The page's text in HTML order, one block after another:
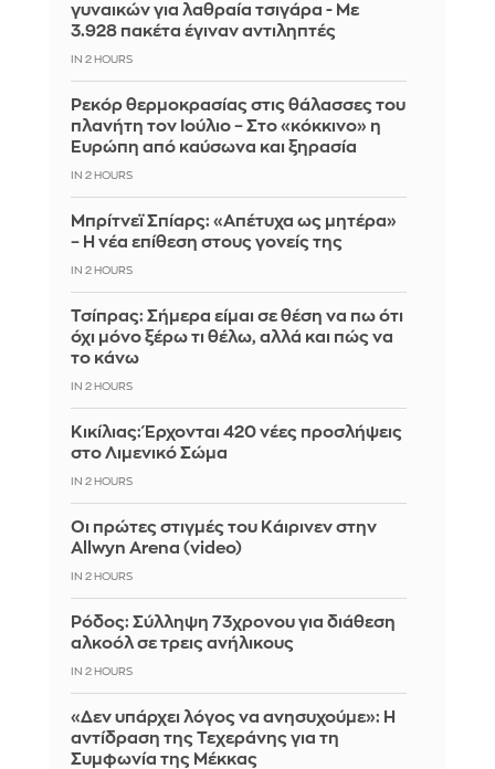
γυναικών για λαθραία τσιγάρα - Με
3.928 πακέτα έγιναν αντιληπτές
IN 2 HOURS
Ρεκόρ θερμοκρασίας στις θάλασσες του
πλανήτη τον Ιούλιο – Στο «κόκκινο» η
Ευρώπη από καύσωνα και ξηρασία
IN 2 HOURS
Μπρίτνεϊ Σπίαρς: «Απέτυχα ως μητέρα»
– Η νέα επίθεση στους γονείς της
IN 2 HOURS
Τσίπρας: Σήμερα είμαι σε θέση να πω ότι
όχι μόνο ξέρω τι θέλω, αλλά και πώς να
το κάνω
IN 2 HOURS
Κικίλιας: Έρχονται 420 νέες προσλήψεις
στο Λιμενικό Σώμα
IN 2 HOURS
Οι πρώτες στιγμές του Κάιρινεν στην
Allwyn Arena (video)
IN 2 HOURS
Ρόδος: Σύλληψη 73χρονου για διάθεση
αλκοόλ σε τρεις ανήλικους
IN 2 HOURS
«Δεν υπάρχει λόγος να ανησυχούμε»: Η
αντίδραση της Τεχεράνης για τη
Συμφωνία της Μέκκας